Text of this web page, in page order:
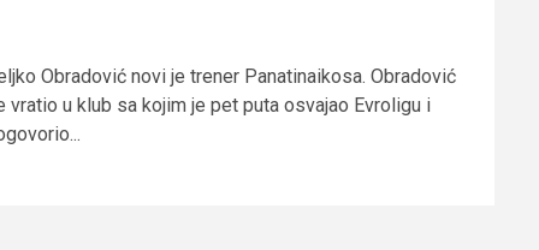
Obradović novi je trener Panatinaikosa. Obradović
vratio u klub sa kojim je pet puta osvajao Evroligu i